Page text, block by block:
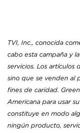
TVI, Inc., conocida
cabo esta campaña y
servicios. Los artículos
sino que se venden al
fines de caridad.
Americana para usar
constituye en modo
ningún producto,